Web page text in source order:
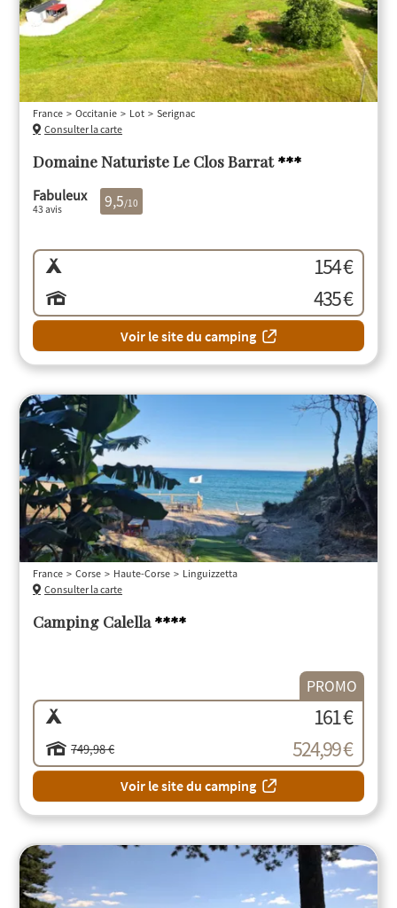
Domaine Naturiste Le Clos Barrat***
France Occitanie Lot
Serignac
Consulter la carte
Fabuleux
43 avis 9,5/10
154 €
435 €
Voir le site du camping
Camping Calella****
France Corse Haute-Corse
Linguizzetta
Consulter la carte
PROMO
161 €
749,98 € 524,99 €
Voir le site du camping